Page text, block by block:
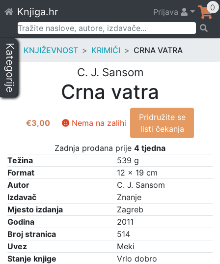
to
content
Knjiga.hr Prijava 0
Pretraži:
Kategorije KNJIŽEVNOST KRIMIĆI CRNA VATRA
C. J. Sansom
Crna vatra
€3,00 Nema na zalihi
Pridružite se
listi čekanja
Zadnja prodana prije 4 tjedna
Težina
539 g
Format
12 × 19 cm
Autor
C. J. Sansom
Izdavač
Znanje
Mjesto izdanja
Zagreb
Godina
2011
Broj stranica
514
Uvez
Meki
Stanje knjige
Vrlo dobro